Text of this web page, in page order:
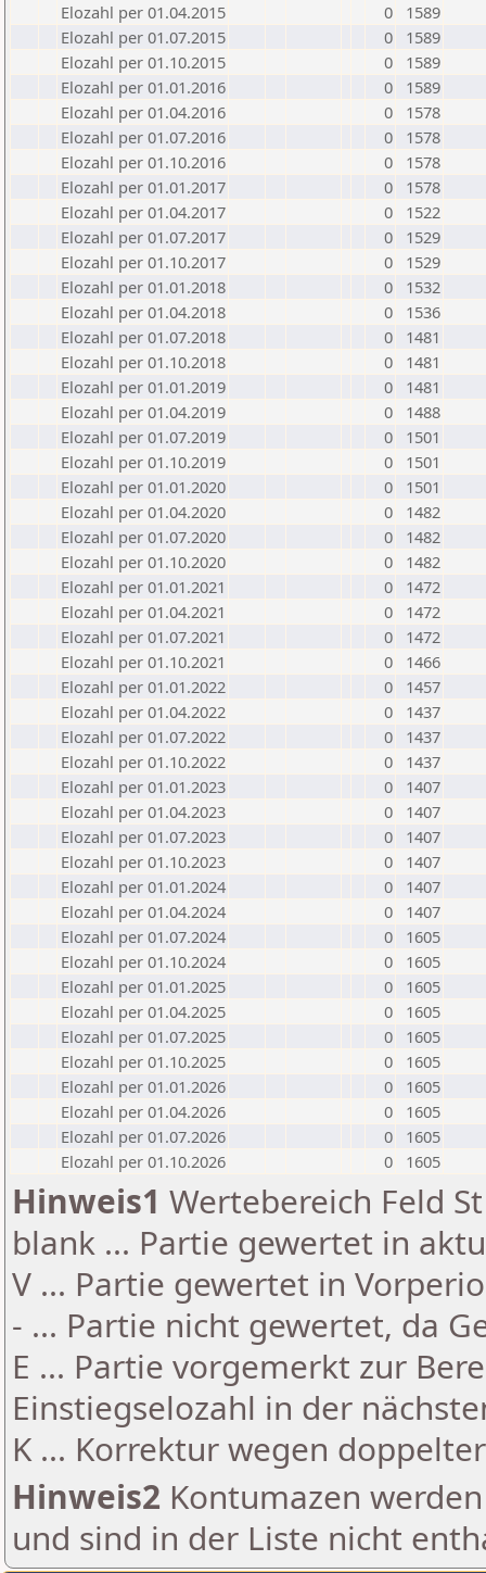
Elozahl per 01.04.2015
0
1589
Elozahl per 01.07.2015
0
1589
Elozahl per 01.10.2015
0
1589
Elozahl per 01.01.2016
0
1589
Elozahl per 01.04.2016
0
1578
Elozahl per 01.07.2016
0
1578
Elozahl per 01.10.2016
0
1578
Elozahl per 01.01.2017
0
1578
Elozahl per 01.04.2017
0
1522
Elozahl per 01.07.2017
0
1529
Elozahl per 01.10.2017
0
1529
Elozahl per 01.01.2018
0
1532
Elozahl per 01.04.2018
0
1536
Elozahl per 01.07.2018
0
1481
Elozahl per 01.10.2018
0
1481
Elozahl per 01.01.2019
0
1481
Elozahl per 01.04.2019
0
1488
Elozahl per 01.07.2019
0
1501
Elozahl per 01.10.2019
0
1501
Elozahl per 01.01.2020
0
1501
Elozahl per 01.04.2020
0
1482
Elozahl per 01.07.2020
0
1482
Elozahl per 01.10.2020
0
1482
Elozahl per 01.01.2021
0
1472
Elozahl per 01.04.2021
0
1472
Elozahl per 01.07.2021
0
1472
Elozahl per 01.10.2021
0
1466
Elozahl per 01.01.2022
0
1457
Elozahl per 01.04.2022
0
1437
Elozahl per 01.07.2022
0
1437
Elozahl per 01.10.2022
0
1437
Elozahl per 01.01.2023
0
1407
Elozahl per 01.04.2023
0
1407
Elozahl per 01.07.2023
0
1407
Elozahl per 01.10.2023
0
1407
Elozahl per 01.01.2024
0
1407
Elozahl per 01.04.2024
0
1407
Elozahl per 01.07.2024
0
1605
Elozahl per 01.10.2024
0
1605
Elozahl per 01.01.2025
0
1605
Elozahl per 01.04.2025
0
1605
Elozahl per 01.07.2025
0
1605
Elozahl per 01.10.2025
0
1605
Elozahl per 01.01.2026
0
1605
Elozahl per 01.04.2026
0
1605
Elozahl per 01.07.2026
0
1605
Elozahl per 01.10.2026
0 1605
Hinweis1 Wertebereich Feld
blank ... Partie gewertet in
V ... Partie gewertet in
- ... Partie nicht gewertet, da
E ... Partie vorgemerkt zur
Einstiegselozahl in der
K ... Korrektur wegen
Hinweis2 Kontumazen
und sind in der Liste nicht